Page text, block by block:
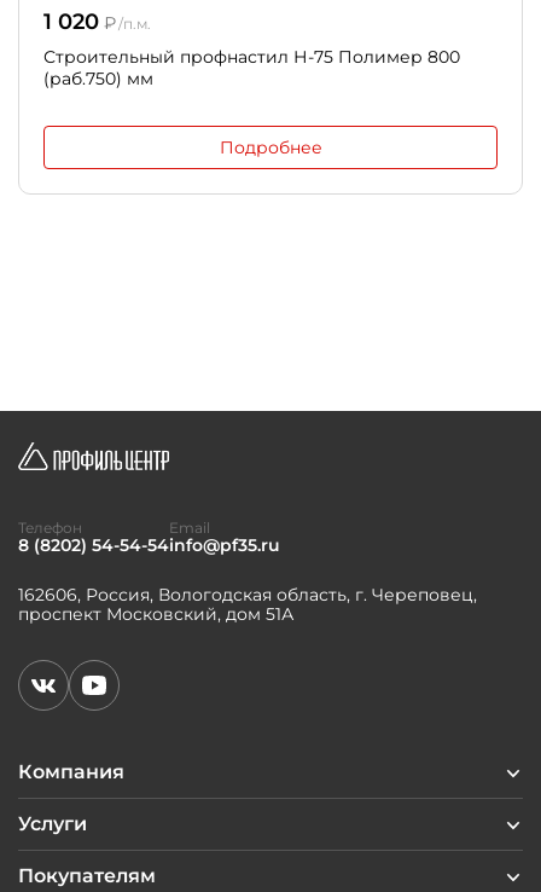
1 020 ₽/п.м.
Строительный профнастил Н-75 Полимер 800
(раб.750) мм
Подробнее
Компания
Услуги
Покупателям
162606, Россия, Вологодская область, г. Череповец,
проспект Московский, дом 51А
Телефон
8 (8202) 54-54-54
Email
info@pf35.ru